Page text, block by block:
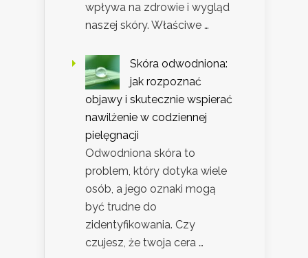
wpływa na zdrowie i wygląd
naszej skóry. Właściwe …
Skóra odwodniona:
jak rozpoznać
objawy i skutecznie wspierać
nawilżenie w codziennej
pielęgnacji
Odwodniona skóra to
problem, który dotyka wiele
osób, a jego oznaki mogą
być trudne do
zidentyfikowania. Czy
czujesz, że twoja cera …